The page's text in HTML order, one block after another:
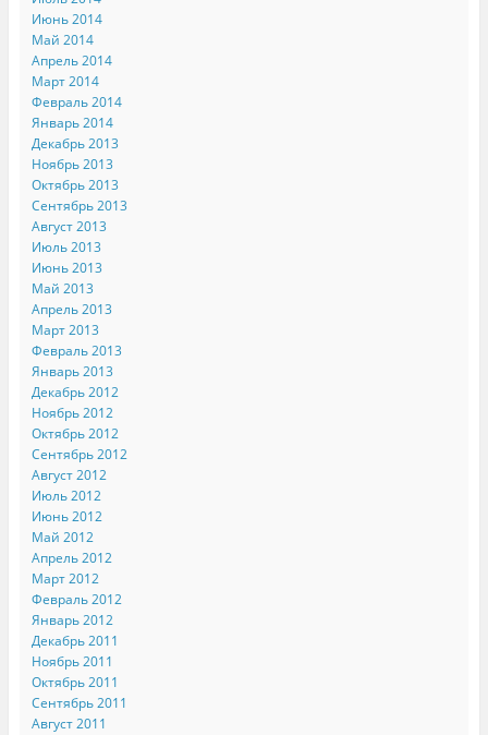
Июнь 2014
Май 2014
Апрель 2014
Март 2014
Февраль 2014
Январь 2014
Декабрь 2013
Ноябрь 2013
Октябрь 2013
Сентябрь 2013
Август 2013
Июль 2013
Июнь 2013
Май 2013
Апрель 2013
Март 2013
Февраль 2013
Январь 2013
Декабрь 2012
Ноябрь 2012
Октябрь 2012
Сентябрь 2012
Август 2012
Июль 2012
Июнь 2012
Май 2012
Апрель 2012
Март 2012
Февраль 2012
Январь 2012
Декабрь 2011
Ноябрь 2011
Октябрь 2011
Сентябрь 2011
Август 2011